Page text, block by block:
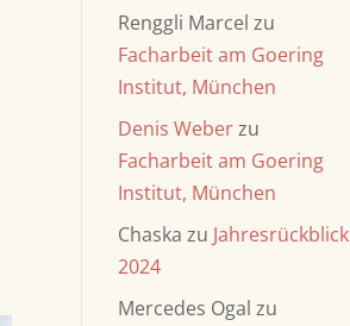
Renggli Marcel zu
Facharbeit am Goering
Institut, München
Denis Weberzu
Facharbeit am Goering
Institut, München
Chaska zu Jahresrückblick
2024
Mercedes Ogal zu